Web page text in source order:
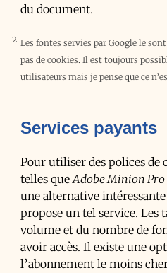
du document.
2 Les fontes servies par Google le
pas de cookies. Il est toujours
utilisateurs mais je pense que ce
Services payants
Pour utiliser des polices de
telles queAdobe Minion Pro
une alternative intéressante
propose un tel service. Les
volume et du nombre de
avoir accès. Il existe une
l’abonnement le moins